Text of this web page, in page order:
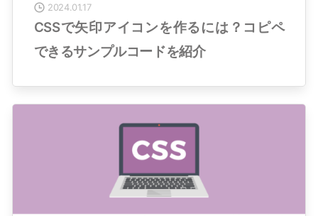
2024.01.17
CSSで矢印アイコンを作るには？コピペ
できるサンプルコードを紹介